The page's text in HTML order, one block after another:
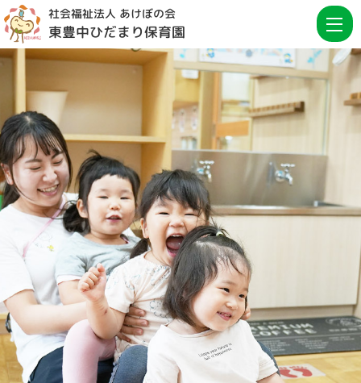
社会福祉法人 あけぼの会
東豊中ひだまり保育園